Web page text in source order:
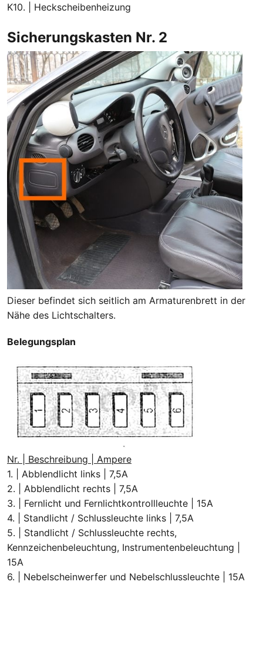
K10. | Heckscheibenheizung
Sicherungskasten Nr. 2
Dieser befindet sich seitlich am Armaturenbrett in der
Nähe des Lichtschalters.
Belegungsplan
Nr. | Beschreibung | Ampere
1. | Abblendlicht links | 7,5A
2. | Abblendlicht rechts | 7,5A
3. | Fernlicht und Fernlichtkontrollleuchte | 15A
4. | Standlicht / Schlussleuchte links | 7,5A
5. | Standlicht / Schlussleuchte rechts,
Kennzeichenbeleuchtung, Instrumentenbeleuchtung |
15A
6. | Nebelscheinwerfer und Nebelschlussleuchte | 15A